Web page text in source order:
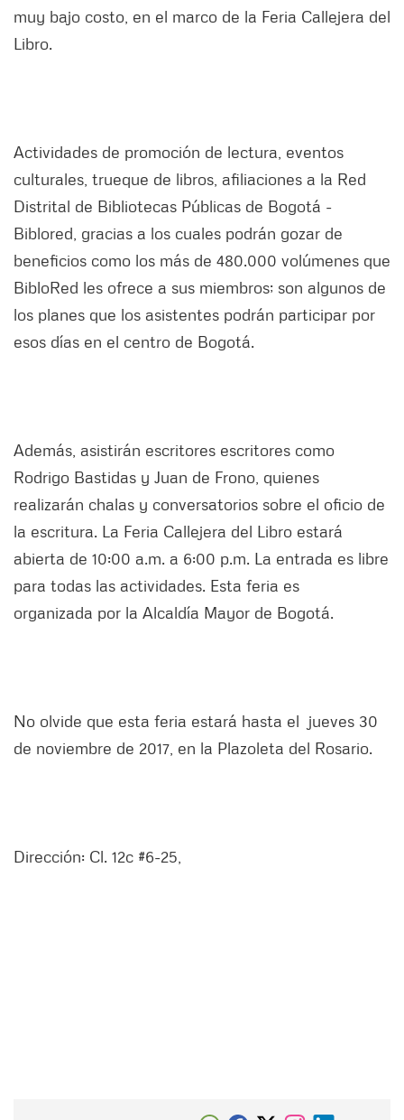
muy bajo costo, en el marco de la Feria Callejera del
Libro.
Actividades de promoción de lectura, eventos
culturales, trueque de libros, afiliaciones a la Red
Distrital de Bibliotecas Públicas de Bogotá -
Biblored, gracias a los cuales podrán gozar de
beneficios como los más de 480.000 volúmenes que
BibloRed les ofrece a sus miembros; son algunos de
los planes que los asistentes podrán participar por
esos días en el centro de Bogotá.
Además, asistirán escritores escritores como
Rodrigo Bastidas y Juan de Frono, quienes
realizarán chalas y conversatorios sobre el oficio de
la escritura. La Feria Callejera del Libro estará
abierta de 10:00 a.m. a 6:00 p.m. La entrada es libre
para todas las actividades. Esta feria es
organizada por la Alcaldía Mayor de Bogotá.
No olvide que esta feria estará hasta el jueves 30
de noviembre de 2017, en la Plazoleta del Rosario.
Dirección: Cl. 12c #6-25,